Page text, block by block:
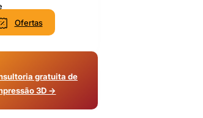
Ofertas
gratuita de
3D →